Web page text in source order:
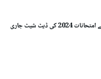
فیڈرل بورڈ نے 11 ویں ، 12 ویں کے امتحانات 2024 کی ڈیٹ شیٹ جاری